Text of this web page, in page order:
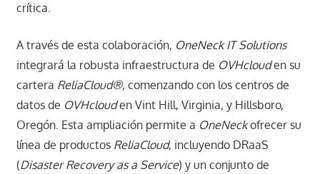
crítica.
A través de esta colaboración, OneNeck IT Solutions
integrará la robusta infraestructura de OVHclouden su
cartera ReliaCloud®, comenzando con los centros de
datos de OVHclouden Vint Hill, Virginia, y Hillsboro,
Oregón. Esta ampliación permite a OneNeckofrecer su
línea de productos ReliaCloud, incluyendo DRaaS
(Disaster Recovery as a Service) y un conjunto de